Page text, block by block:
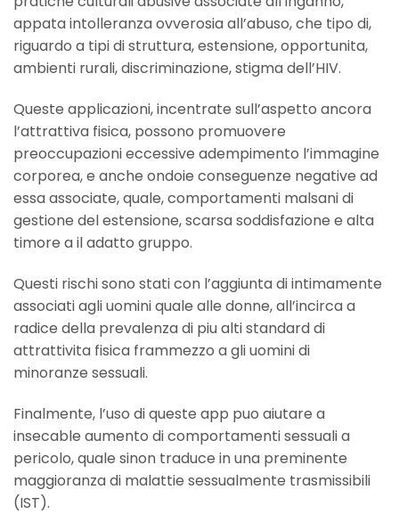
appata intolleranza ovverosia all’abuso, che tipo di,
riguardo a tipi di struttura, estensione, opportunita,
ambienti rurali, discriminazione, stigma dell’HIV.
Queste applicazioni, incentrate sull’aspetto ancora
l’attrattiva fisica, possono promuovere
preoccupazioni eccessive adempimento l’immagine
corporea, e anche ondoie conseguenze negative ad
essa associate, quale, comportamenti malsani di
gestione del estensione, scarsa soddisfazione e alta
timore a il adatto gruppo.
Questi rischi sono stati con l’aggiunta di intimamente
associati agli uomini quale alle donne, all’incirca a
radice della prevalenza di piu alti standard di
attrattivita fisica frammezzo a gli uomini di
minoranze sessuali.
Finalmente, l’uso di queste app puo aiutare a
insecable aumento di comportamenti sessuali a
pericolo, quale sinon traduce in una preminente
maggioranza di malattie sessualmente trasmissibili
(IST).